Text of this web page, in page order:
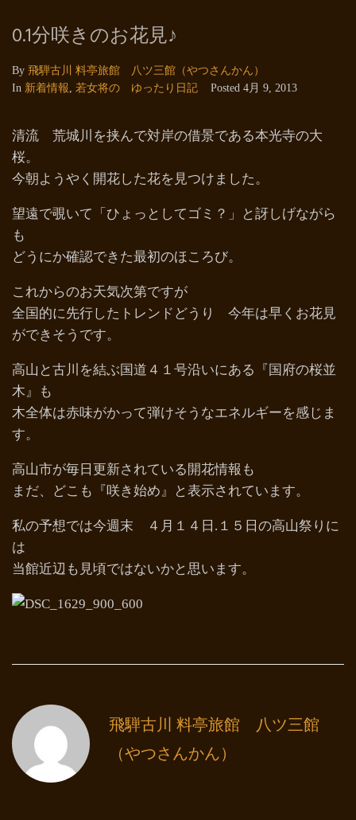
0.1分咲きのお花見♪
By 飛騨古川 料亭旅館 八ツ三館（やつさんかん）
In 新着情報, 若女将の ゆったり日記 Posted 4月 9, 2013
清流 荒城川を挟んで対岸の借景である本光寺の大
桜。
今朝ようやく開花した花を見つけました。
望遠で覗いて「ひょっとしてゴミ？」と訝しげながら
も
どうにか確認できた最初のほころび。
これからのお天気次第ですが
全国的に先行したトレンドどうり 今年は早くお花見
ができそうです。
高山と古川を結ぶ国道４１号沿いにある『国府の桜並
木』も
木全体は赤味がかって弾けそうなエネルギーを感じま
す。
高山市が毎日更新されている開花情報も
まだ、どこも『咲き始め』と表示されています。
私の予想では今週末 ４月１４日.１５日の高山祭りに
は
当館近辺も見頃ではないかと思います。
飛騨古川 料亭旅館 八ツ三館
（やつさんかん）